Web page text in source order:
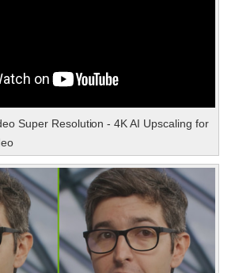
Super Resolution - 4K AI Upscaling for